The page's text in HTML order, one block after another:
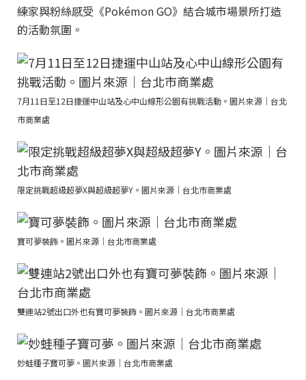
練家與粉絲感受《Pokémon GO》結合城市場景所打造
的活動氛圍。
7月11日至12日捷運中山站及心中山線形公園有挑戰活動。圖片來源｜台北
市商業處
限定挑戰超級超夢X與超級超夢Y。圖片來源｜台北市商業處
寶可夢裝飾。圖片來源｜台北市商業處
雙連站2號出口外也有寶可夢裝飾。圖片來源｜台北市商業處
妙蛙種子寶可夢。圖片來源｜台北市商業處